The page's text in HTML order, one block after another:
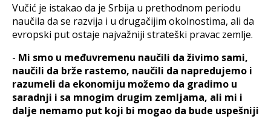
Vučić je istakao da je Srbija u prethodnom periodu
naučila da se razvija i u drugačijim okolnostima, ali da
evropski put ostaje najvažniji strateški pravac zemlje.
- Mi smo u međuvremenu naučili da živimo sami,
naučili da brže rastemo, naučili da napredujemo i
razumeli da ekonomiju možemo da gradimo u
saradnji i sa mnogim drugim zemljama, ali mi i
dalje nemamo put koji bi mogao da bude uspešniji